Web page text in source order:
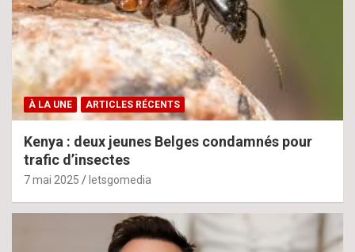
À LA UNE ARTICLES RÉCENTS
Kenya : deux jeunes Belges condamnés pour
trafic d’insectes
7 mai 2025 letsgomedia